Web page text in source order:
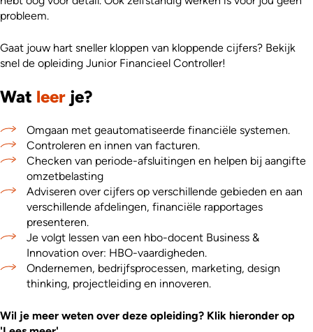
probleem.
Gaat jouw hart sneller kloppen van kloppende cijfers? Bekijk
snel de opleiding Junior Financieel Controller!
Wat leer je?
Omgaan met geautomatiseerde financiële systemen.
Controleren en innen van facturen.
Checken van periode-afsluitingen en helpen bij aangifte
omzetbelasting
Adviseren over cijfers op verschillende gebieden en aan
verschillende afdelingen, financiële rapportages
presenteren.
Je volgt lessen van een hbo-docent Business &
Innovation over: HBO-vaardigheden.
Ondernemen, bedrijfsprocessen, marketing, design
thinking, projectleiding en innoveren.
Wil je meer weten over deze opleiding? Klik hieronder op